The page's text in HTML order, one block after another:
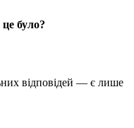
було?
відповідей — є лише